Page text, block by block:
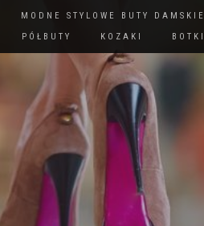
MODNE STYLOWE BUTY DAMSKIE
PÓŁBUTY KOZAKI BOTKI